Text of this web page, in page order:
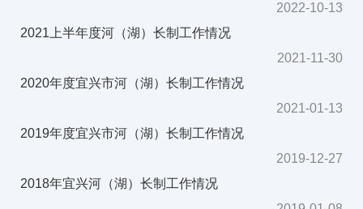
2022-10-13
2021上半年度河（湖）长制工作情况
2021-11-30
2020年度宜兴市河（湖）长制工作情况
2021-01-13
2019年度宜兴市河（湖）长制工作情况
2019-12-27
2018年宜兴河（湖）长制工作情况